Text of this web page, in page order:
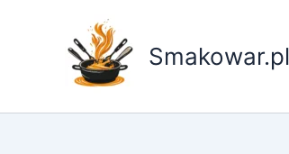
Smakowar.pl